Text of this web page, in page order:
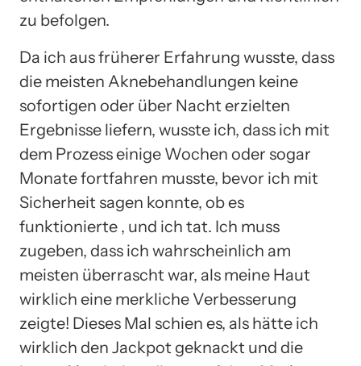
zu befolgen.
Da ich aus früherer Erfahrung wusste, dass
die meisten Aknebehandlungen keine
sofortigen oder über Nacht erzielten
Ergebnisse liefern, wusste ich, dass ich mit
dem Prozess einige Wochen oder sogar
Monate fortfahren musste, bevor ich mit
Sicherheit sagen konnte, ob es
funktionierte , und ich tat. Ich muss
zugeben, dass ich wahrscheinlich am
meisten überrascht war, als meine Haut
wirklich eine merkliche Verbesserung
zeigte! Dieses Mal schien es, als hätte ich
wirklich den Jackpot geknackt und die